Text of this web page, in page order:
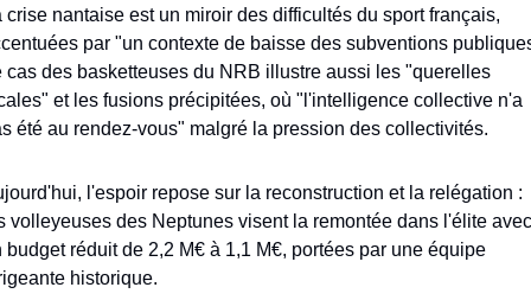
crise nantaise est un miroir des difficultés du sport français,
par "un contexte de baisse des subventions
cas des basketteuses du NRB illustre aussi les "querelles
et les fusions précipitées, où "l'intelligence collective n'a
été au rendez-vous" malgré la pression des collectivités.
l'espoir repose sur la reconstruction et la relégation :
volleyeuses des Neptunes visent la remontée dans l'élite avec
budget réduit de 2,2 M€ à 1,1 M€, portées par une équipe
historique.